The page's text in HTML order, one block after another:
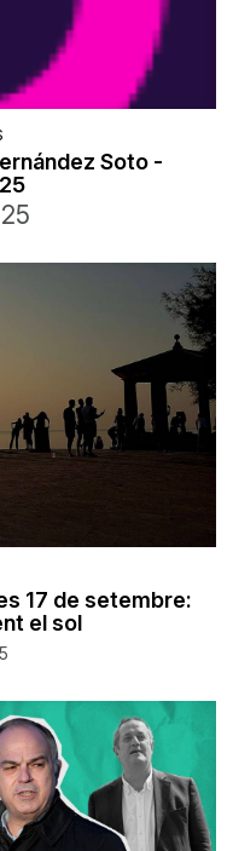
Soto -
17 de setembre:
el sol